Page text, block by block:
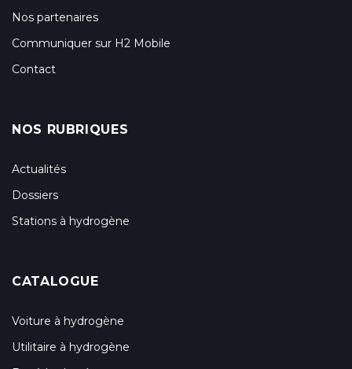
Nos partenaires
Communiquer sur H2 Mobile
Contact
NOS RUBRIQUES
Actualités
Dossiers
Stations à hydrogène
CATALOGUE
Voiture à hydrogène
Utilitaire à hydrogène